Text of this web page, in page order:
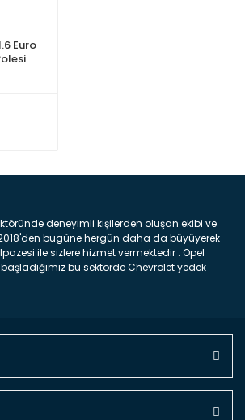
Euro
deneyimli kişilerden oluşan ekibi ve
bugüne hergün daha da büyüyerek
ile sizlere hizmet vermektedir . Opel
bu sektörde Chevrolet yedek
Grubun Fiat ve Alfa Romeo yedek parça
ve uluslarası dünyanın dört bir yanına
biraz toparlarsak aşağıda belirttiğimiz